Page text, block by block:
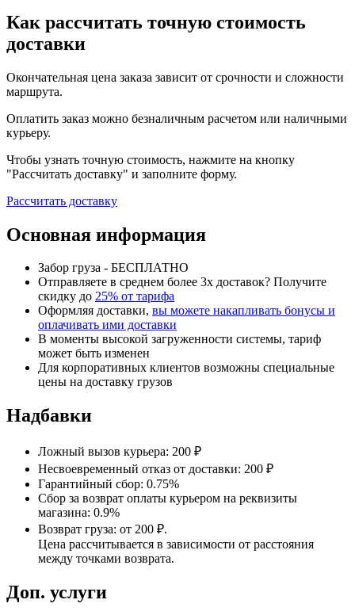
Как рассчитать точную стоимость
доставки
Окончательная цена заказа зависит от срочности и сложности
маршрута.
Оплатить заказ можно безналичным расчетом или наличными
курьеру.
Чтобы узнать точную стоимость, нажмите на кнопку
"Рассчитать доставку" и заполните форму.
Рассчитать доставку
Основная информация
Забор груза - БЕСПЛАТНО
Отправляете в среднем более 3х доставок? Получите
скидку до 25% от тарифа
Оформляя доставки, вы можете накапливать бонусы и
оплачивать ими доставки
В моменты высокой загруженности системы, тариф
может быть изменен
Для корпоративных клиентов возможны специальные
цены на доставку грузов
Надбавки
Ложный вызов курьера: 200 ₽
Несвоевременный отказ от доставки: 200 ₽
Гарантийный сбор: 0.75%
Сбор за возврат оплаты курьером на реквизиты
магазина: 0.9%
Возврат груза: от 200 ₽.
Цена рассчитывается в зависимости от расстояния
между точками возврата.
Доп. услуги